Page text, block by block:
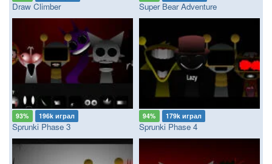
Draw Climber Super Bear Adventure
93% 196k играл
Sprunki Phase 3
94% 179k играл
Sprunki Phase 4